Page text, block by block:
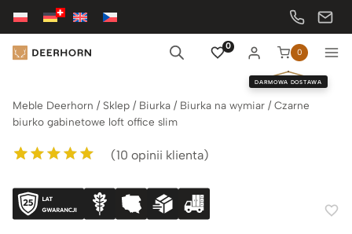
Przejdź
treści
0
0
DARMOWA DOSTAWA
Meble Deerhorn / Sklep / Biurka / Biurka na wymiar /Czarne
biurko gabinetowe loft office slim
5.00na 5 na
podstawie
ocen klientów
(10 opinii klienta)